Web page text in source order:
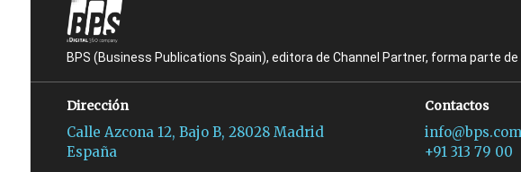
BPS (Business Publications Spain), editora de Channel Partner, forma parte de
Dirección
Calle Azcona 12, Bajo B, 28028 Madrid
España
Contactos
+91 313 79 00